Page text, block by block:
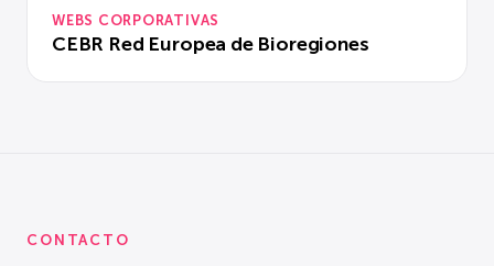
WEBS CORPORATIVAS
CEBR Red Europea de Bioregiones
CONTACTO